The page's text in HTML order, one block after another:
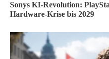
Sonys KI-Revolution:
Hardware-Krise bis 2029